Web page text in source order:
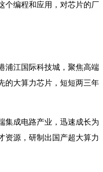
个编程和应用，对芯片的厂
浦江国际科技城，聚焦高端
的大算力芯片，短短两三年
集成电路产业，迅速成长为
资源，研制出国产超大算力